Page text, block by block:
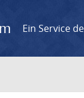
Ein Service